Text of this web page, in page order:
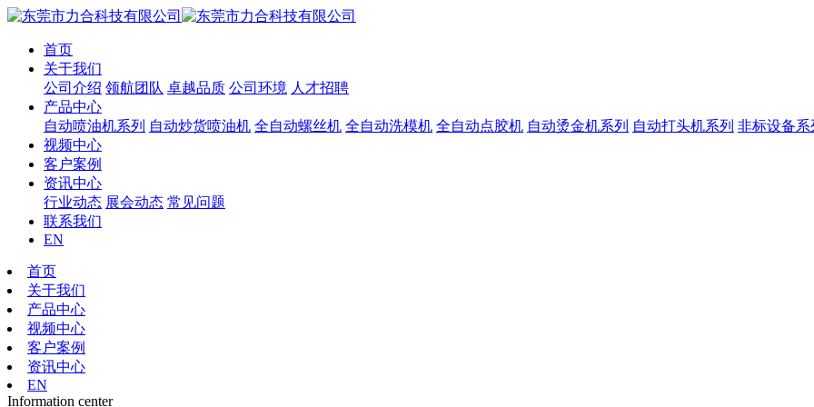
首页
关于我们
公司介绍 领航团队 卓越品质 公司环境 人才招聘
产品中心
自动喷油机系列 自动炒货喷油机 全自动螺丝机 全自动洗模机 全自动点胶机 自动烫金机系列 自动打头机系列 非标设备系
视频中心
客户案例
资讯中心
行业动态 展会动态 常见问题
联系我们
EN
首页
关于我们
产品中心
视频中心
客户案例
资讯中心
EN
Information center